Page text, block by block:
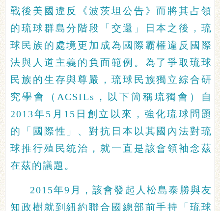
戰後美國違反《波茨坦公告》而將其占領
的琉球群島分階段「交還」日本之後，琉
球民族的處境更加成為國際霸權違反國際
法與人道主義的負面範例。為了爭取琉球
民族的生存與尊嚴，琉球民族獨立綜合研
究學會（ACSILs，以下簡稱琉獨會）自
2013年5月15日創立以來，強化琉球問題
的「國際性」、對抗日本以其國內法對琉
球推行殖民統治，就一直是該會領袖念茲
在茲的議題。
2015年9月，該會發起人松島泰勝與友
知政樹就到紐約聯合國總部前手持「琉球